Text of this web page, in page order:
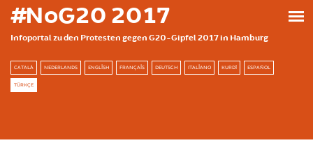
Ana içeriğe atla
#NoG20 2017
Infoportal zu den Protesten gegen G20-Gipfel 2017 in Hamburg
CATALÀ NEDERLANDS ENGLISH FRANÇAIS DEUTSCH ITALIANO KURDÎ ESPAÑOL
TÜRKÇE